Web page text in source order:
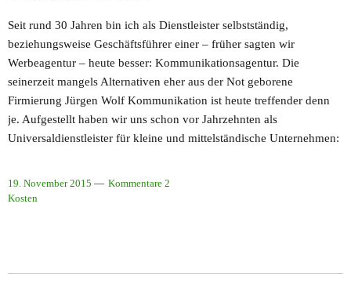
Seit rund 30 Jahren bin ich als Dienstleister selbstständig,
beziehungsweise Geschäftsführer einer – früher sagten wir
Werbeagentur – heute besser: Kommunikationsagentur. Die
seinerzeit mangels Alternativen eher aus der Not geborene
Firmierung Jürgen Wolf Kommunikation ist heute treffender denn
je. Aufgestellt haben wir uns schon vor Jahrzehnten als
Universaldienstleister für kleine und mittelständische Unternehmen:
19. November 2015
Kommentare 2
Kosten